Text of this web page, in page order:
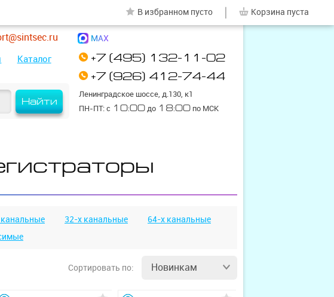
Найти
Каталог
+7 (495) 132-11-02
+7 (926) 412-74-44
Ленинградское шоссе, д.130, к1
ПН-ПТ: с 10:00 до 18:00 по МСК
MAX
В избранном пусто Корзина пуста
32-х канальные
64-х канальные
Сортировать по: Новинкам